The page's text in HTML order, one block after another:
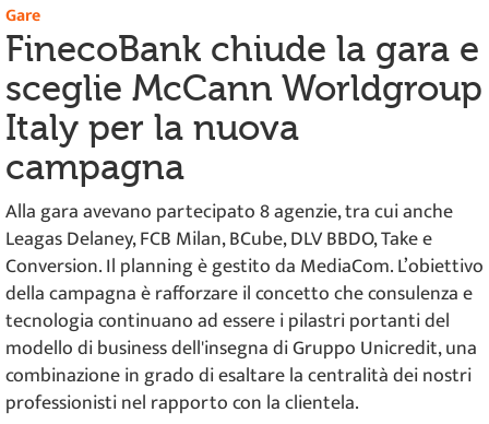
Gare
FinecoBank chiude la gara e
sceglie McCann Worldgroup
Italy per la nuova
campagna
Alla gara avevano partecipato 8 agenzie, tra cui anche
Leagas Delaney, FCB Milan, BCube, DLV BBDO, Take e
Conversion. Il planning è gestito da MediaCom. L’obiettivo
della campagna è rafforzare il concetto che consulenza e
tecnologia continuano ad essere i pilastri portanti del
modello di business dell'insegna di Gruppo Unicredit, una
combinazione in grado di esaltare la centralità dei nostri
professionisti nel rapporto con la clientela.